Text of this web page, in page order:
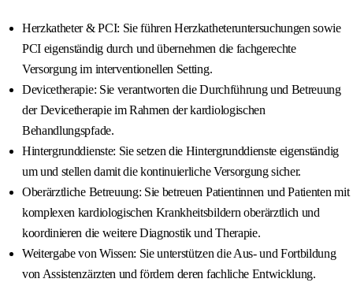
Herzkatheter & PCI: Sie führen Herzkatheteruntersuchungen sowie
PCI eigenständig durch und übernehmen die fachgerechte
Versorgung im interventionellen Setting.
Devicetherapie: Sie verantworten die Durchführung und Betreuung
der Devicetherapie im Rahmen der kardiologischen
Behandlungspfade.
Hintergrunddienste: Sie setzen die Hintergrunddienste eigenständig
um und stellen damit die kontinuierliche Versorgung sicher.
Oberärztliche Betreuung: Sie betreuen Patientinnen und Patienten mit
komplexen kardiologischen Krankheitsbildern oberärztlich und
koordinieren die weitere Diagnostik und Therapie.
Weitergabe von Wissen: Sie unterstützen die Aus- und Fortbildung
von Assistenzärzten und fördern deren fachliche Entwicklung.